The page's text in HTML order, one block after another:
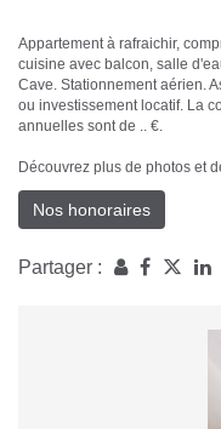
Appartement à rafraichir,
cuisine avec balcon, salle
Cave. Stationnement aérien.
ou investissement locatif. La
annuelles sont de .. €.
Découvrez plus de photos et
Nos honoraires
Partager :